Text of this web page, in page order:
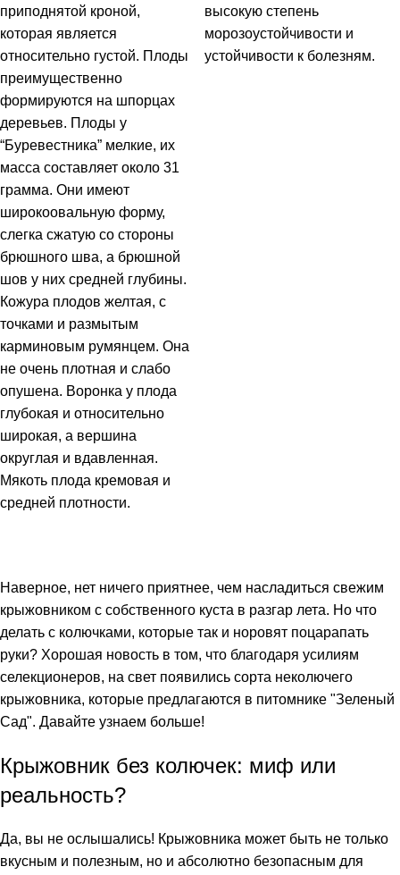
приподнятой кроной,
которая является
относительно густой. Плоды
преимущественно
формируются на шпорцах
деревьев. Плоды у
“Буревестника” мелкие, их
масса составляет около 31
грамма. Они имеют
широкоовальную форму,
слегка сжатую со стороны
брюшного шва, а брюшной
шов у них средней глубины.
Кожура плодов желтая, с
точками и размытым
карминовым румянцем. Она
не очень плотная и слабо
опушена. Воронка у плода
глубокая и относительно
широкая, а вершина
округлая и вдавленная.
Мякоть плода кремовая и
средней плотности.
высокую степень
морозоустойчивости и
устойчивости к болезням.
Наверное, нет ничего приятнее, чем насладиться свежим
крыжовником с собственного куста в разгар лета. Но что
делать с колючками, которые так и норовят поцарапать
руки? Хорошая новость в том, что благодаря усилиям
селекционеров, на свет появились сорта неколючего
крыжовника, которые предлагаются в питомнике "Зеленый
Сад". Давайте узнаем больше!
Крыжовник без колючек: миф или
реальность?
Да, вы не ослышались! Крыжовника может быть не только
вкусным и полезным, но и абсолютно безопасным для